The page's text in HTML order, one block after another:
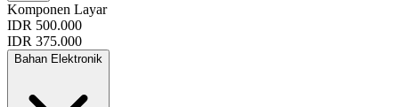
Komponen Layar
IDR 500.000
IDR 375.000
Bahan Elektronik